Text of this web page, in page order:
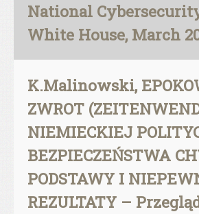
National
White House, March
K.Malinowski,
ZWROT
NIEMIECKIEJ
BEZPIECZEŃSTWA
PODSTAWY I
REZULTATY –